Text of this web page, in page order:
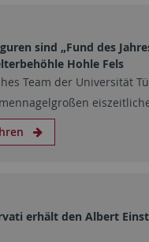
sind „Fund des
Hohle Fels
Team der Universität
erhält den Albert